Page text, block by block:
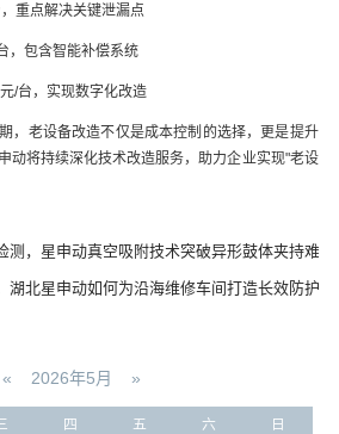
重点解决关键泄漏点
，包含智能补偿系统
/台，实现数字化改造
，老设备改造不仅是成本控制的选择，更是提升
动将持续深化技术改造服务，助力企业实现"老设
测，星申动真空吸附技术突破异形鼓体夹持难题
湖北星申动如何为沿海维修车间打造长效防护方
« 2026年5月 »
四 五 六 日